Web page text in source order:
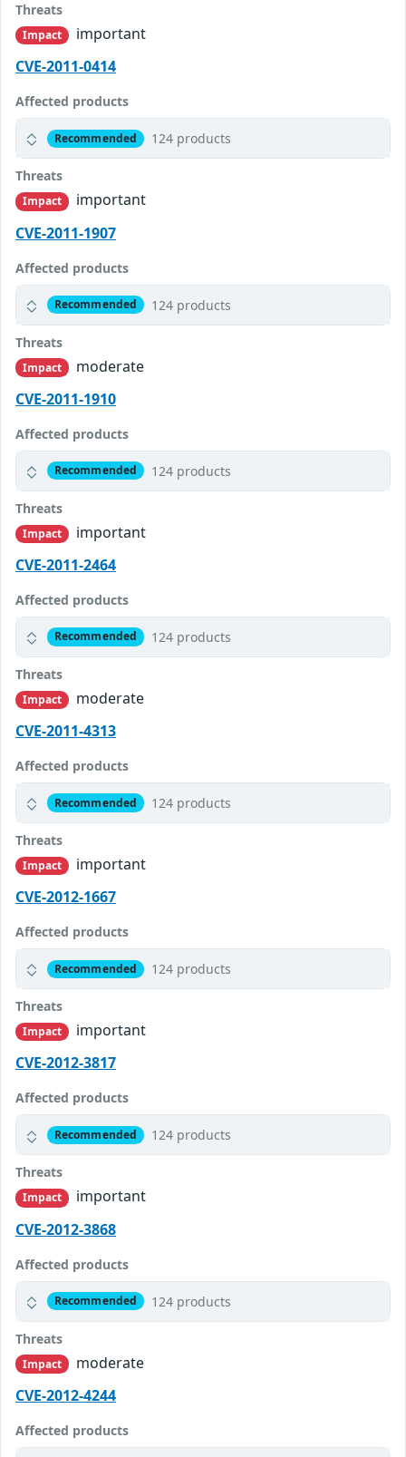
Threats
Impact
important
CVE-2011-0414
Affected products
Recommended 124 products
Threats
Impact
important
CVE-2011-1907
Affected products
Recommended 124 products
Threats
Impact
moderate
CVE-2011-1910
Affected products
Recommended 124 products
Threats
Impact
important
CVE-2011-2464
Affected products
Recommended 124 products
Threats
Impact
moderate
CVE-2011-4313
Affected products
Recommended 124 products
Threats
Impact
important
CVE-2012-1667
Affected products
Recommended 124 products
Threats
Impact
important
CVE-2012-3817
Affected products
Recommended 124 products
Threats
Impact
important
CVE-2012-3868
Affected products
Recommended 124 products
Threats
Impact
moderate
CVE-2012-4244
Affected products